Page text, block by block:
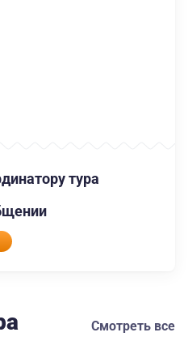
тура
Смотреть все